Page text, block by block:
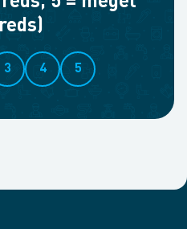
3 4 5